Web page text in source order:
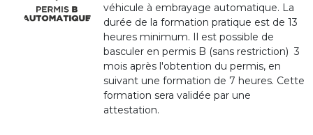
véhicule à embrayage automatique. La
durée de la formation pratique est de 13
heures minimum. Il est possible de
basculer en permis B (sans restriction) 3
mois après l'obtention du permis, en
suivant une formation de 7 heures. Cette
formation sera validée par une
attestation.